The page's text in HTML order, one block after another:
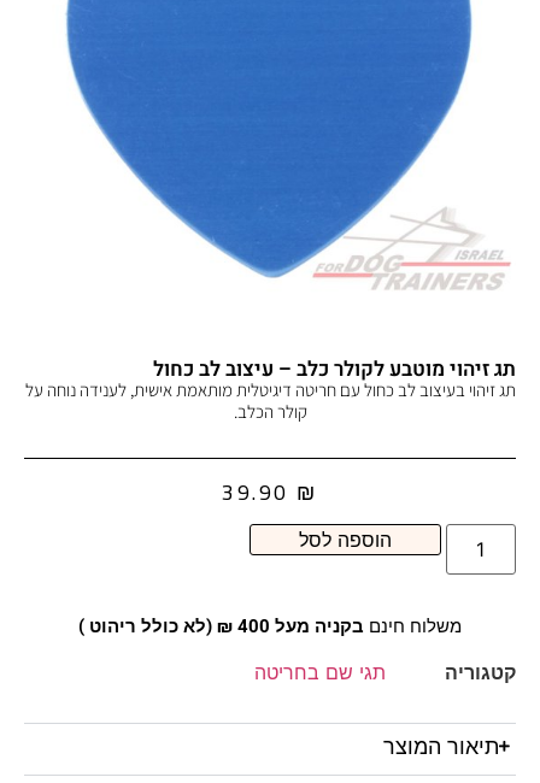
תג זיהוי מוטבע לקולר כלב – עיצוב לב כחול
תג זיהוי בעיצוב לב כחול עם חריטה דיגיטלית מותאמת אישית, לענידה נוחה על
קולר הכלב.
39.90 ₪
הוספה לסל
משלוח חינם בקניה מעל 400 ₪ (לא כולל ריהוט )
קטגוריה תגי שם בחריטה
תיאור המוצר